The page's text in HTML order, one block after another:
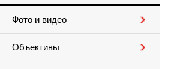
Фото и видео
Объективы